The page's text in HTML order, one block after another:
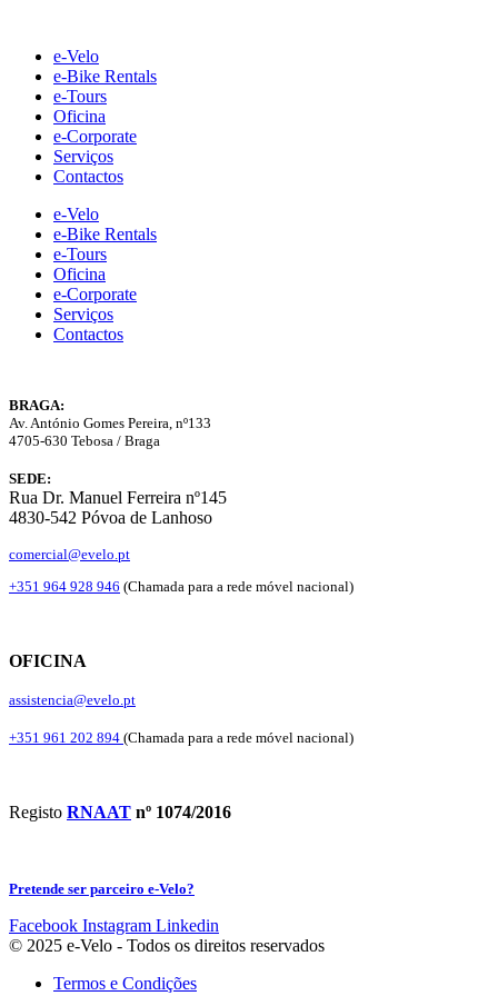
contente-Velo
e-Bike Rentals
e-Tours
Oficina
e-Corporate
Serviços
Contactos
e-Velo
e-Bike Rentals
e-Tours
Oficina
e-Corporate
Serviços
Contactos
BRAGA:
Av. António Gomes Pereira, nº133
4705-630 Tebosa / Braga
SEDE:
Rua Dr. Manuel Ferreira nº145
4830-542 Póvoa de Lanhoso
comercial@evelo.pt
+351 964 928 946 (Chamada para a rede móvel nacional)
OFICINA
assistencia@evelo.pt
+351 961 202 894 (Chamada para a rede móvel nacional)
Registo RNAAT nº 1074/2016
Pretende ser parceiro e-Velo?
Facebook Instagram Linkedin
© 2025 e-Velo - Todos os direitos reservados
Termos e Condições